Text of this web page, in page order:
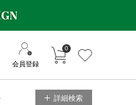
会員登録
カートに入れる
0
詳細検索